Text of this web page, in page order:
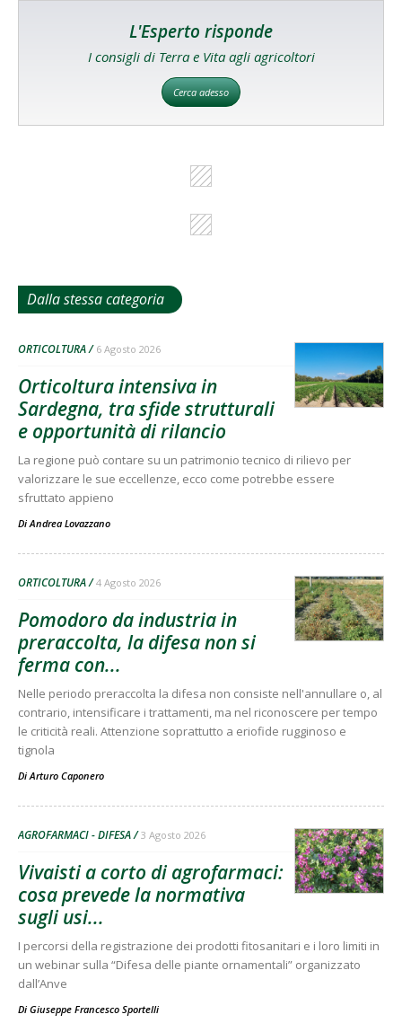
L'Esperto risponde
I consigli di Terra e Vita agli agricoltori
Cerca adesso
Dalla stessa categoria
ORTICOLTURA 6 Agosto 2026
Orticoltura intensiva in
Sardegna, tra sfide strutturali
e opportunità di rilancio
La regione può contare su un patrimonio tecnico di rilievo per
valorizzare le sue eccellenze, ecco come potrebbe essere
sfruttato appieno
DiAndrea Lovazzano
ORTICOLTURA 4 Agosto 2026
Pomodoro da industria in
preraccolta, la difesa non si
ferma con...
Nelle periodo preraccolta la difesa non consiste nell'annullare o, al
contrario, intensificare i trattamenti, ma nel riconoscere per tempo
le criticità reali. Attenzione soprattutto a eriofide rugginoso e
tignola
DiArturo Caponero
AGROFARMACI - DIFESA 3 Agosto 2026
Vivaisti a corto di agrofarmaci:
cosa prevede la normativa
sugli usi...
I percorsi della registrazione dei prodotti fitosanitari e i loro limiti in
un webinar sulla “Difesa delle piante ornamentali” organizzato
dall’Anve
Di Giuseppe Francesco Sportelli